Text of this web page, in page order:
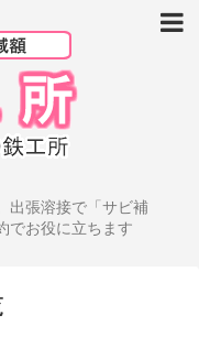
出張溶接で「サビ補
でお役に立ちます
例
す
」